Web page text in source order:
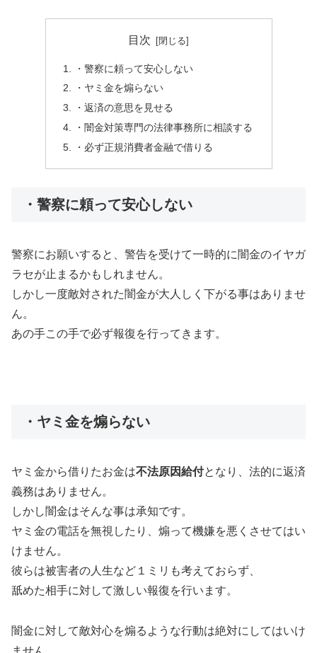
目次
・警察に頼って安心しない
・ヤミ金を煽らない
・返済の意思を見せる
・闇金対策専門の法律事務所に相談する
・必ず正規消費者金融で借りる
・警察に頼って安心しない
警察にお願いすると、警告を受けて一時的に闇金のイヤガ
ラセが止まるかもしれません。
しかし一度敵対された闇金が大人しく下がる事はありませ
ん。
あの手この手で必ず報復を行ってきます。
・ヤミ金を煽らない
ヤミ金から借りたお金は不法原因給付となり、法的に返済
義務はありません。
しかし闇金はそんな事は承知です。
ヤミ金の電話を無視したり、煽って機嫌を悪くさせてはい
けません。
彼らは被害者の人生など１ミリも考えておらず、
舐めた相手に対して激しい報復を行います。
闇金に対して敵対心を煽るような行動は絶対にしてはいけ